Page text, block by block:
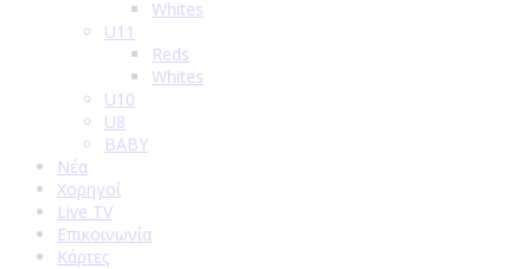
Whites
U11
Reds
Whites
U10
U8
BABY
Νέα
Χορηγοί
Live TV
Επικοινωνία
Κάρτες